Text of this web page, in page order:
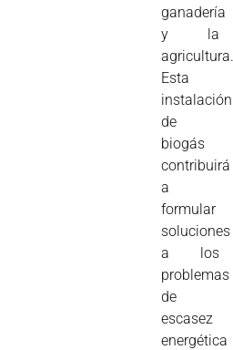
ganadería
y la
agricultura.
Esta
instalación
de
biogás
contribuirá
a
formular
soluciones
a los
problemas
de
escasez
energética